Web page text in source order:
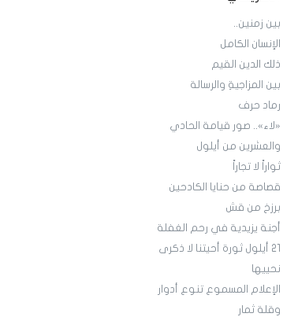
بين زمنين..
الإنسان الكامل
ذلك الدين القيم
بين المزاجيةِ والرسالة
رماد حرف
«لاء».. صور قيامة الحادي
والعشرين من أيلول
ثواراً لا تجاراً
قصاصة من حنايا الكادحين
برزخ من قش
أجنة يزيدية في رحم الغفلة
21 أيلول ثورة أحيتنا لا ذكرى
نحييها
الإعلام المسموع تنوع أدوار
وقلة ثمار